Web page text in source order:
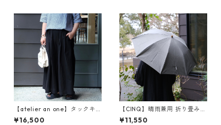
【atelier an one】タックキ
ュロット(an2536 )
¥16,500
【CINQ】晴雨兼用 折り畳み傘
（グレー）
¥11,550